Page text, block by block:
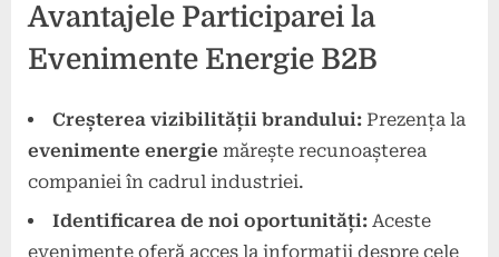
Avantajele Participarei la
Evenimente Energie B2B
Creșterea vizibilității brandului: Prezența la
evenimente energie mărește recunoașterea
companiei în cadrul industriei.
Identificarea de noi oportunități: Aceste
evenimente oferă acces la informații despre cele